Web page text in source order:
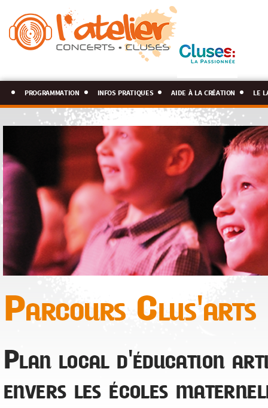
programmation infos pratiques aide à la création le
Parcours Clus'arts
Plan local d'éducation
envers les écoles